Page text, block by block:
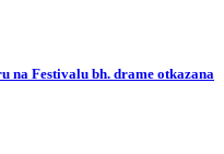
na Festivalu bh. drame otkazana